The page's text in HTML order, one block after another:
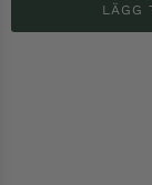
LÄGG